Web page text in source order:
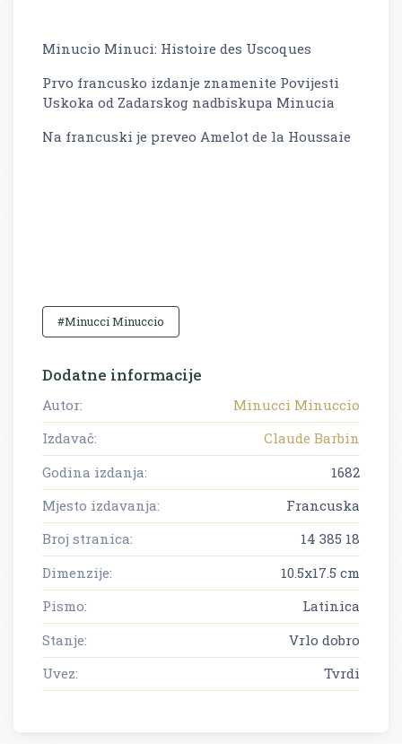
Minucio Minuci: Histoire des Uscoques
Prvo francusko izdanje znamenite Povijesti
Uskoka od Zadarskog nadbiskupa Minucia
Na francuski je preveo Amelot de la Houssaie
#Minucci Minuccio
Dodatne informacije
Autor:
Minucci Minuccio
Izdavač:
Claude Barbin
Godina izdanja:
1682
Mjesto izdavanja:
Francuska
Broj stranica:
14 385 18
Dimenzije:
10.5x17.5 cm
Pismo:
Latinica
Stanje:
Vrlo dobro
Uvez:
Tvrdi